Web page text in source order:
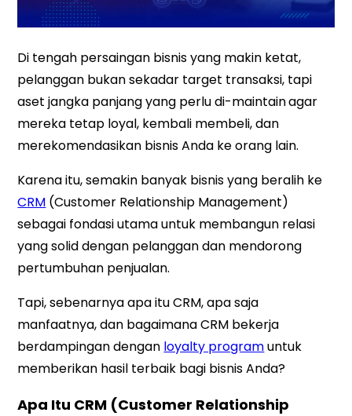
Di tengah persaingan bisnis yang makin ketat,
pelanggan bukan sekadar target transaksi, tapi
aset jangka panjang yang perlu di-maintainagar
mereka tetap loyal, kembali membeli, dan
merekomendasikan bisnis Anda ke orang lain.
Karena itu, semakin banyak bisnis yang beralih ke
CRM (Customer Relationship Management)
sebagai fondasi utama untuk membangun relasi
yang solid dengan pelanggan dan mendorong
pertumbuhan penjualan.
Tapi, sebenarnya apa itu CRM, apa saja
manfaatnya, dan bagaimana CRM bekerja
berdampingan dengan loyalty programuntuk
memberikan hasil terbaik bagi bisnis Anda?
Apa Itu CRM (Customer Relationship